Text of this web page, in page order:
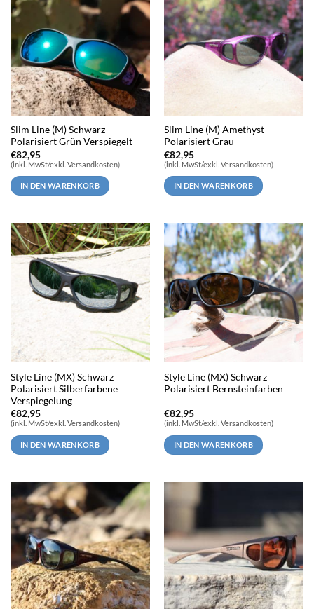
Slim Line (M) Schwarz
Polarisiert Grün Verspiegelt
€82,95
(inkl. MwSt/exkl. Versandkosten)
IN DEN WARENKORB
Slim Line (M) Amethyst
Polarisiert Grau
€82,95
(inkl. MwSt/exkl. Versandkosten)
IN DEN WARENKORB
Style Line (MX) Schwarz
Polarisiert Silberfarbene
Verspiegelung
€82,95
(inkl. MwSt/exkl. Versandkosten)
IN DEN WARENKORB
Style Line (MX) Schwarz
Polarisiert Bernsteinfarben
€82,95
(inkl. MwSt/exkl. Versandkosten)
IN DEN WARENKORB